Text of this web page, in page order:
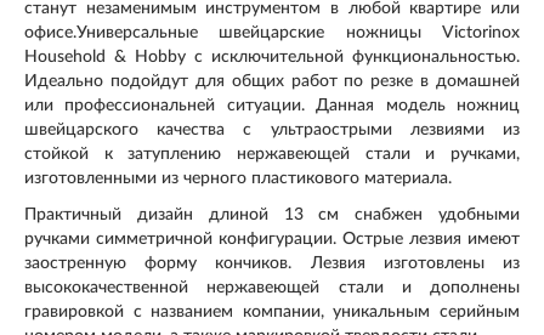
станут незаменимым инструментом в любой квартире или
офисе.Универсальные швейцарские ножницы Victorinox
Household & Hobby с исключительной функциональностью.
Идеально подойдут для общих работ по резке в домашней
или профессиональней ситуации. Данная модель ножниц
швейцарского качества с ультраострыми лезвиями из
стойкой к затуплению нержавеющей стали и ручками,
изготовленными из черного пластикового материала.
Практичный дизайн длиной 13 см снабжен удобными
ручками симметричной конфигурации. Острые лезвия имеют
заостренную форму кончиков. Лезвия изготовлены из
высококачественной нержавеющей стали и дополнены
гравировкой с названием компании, уникальным серийным